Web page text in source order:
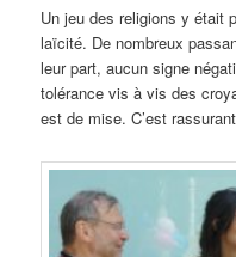
Un jeu des religions y était
laïcité. De nombreux
leur part, aucun signe
tolérance vis à vis des
est de mise. C’est